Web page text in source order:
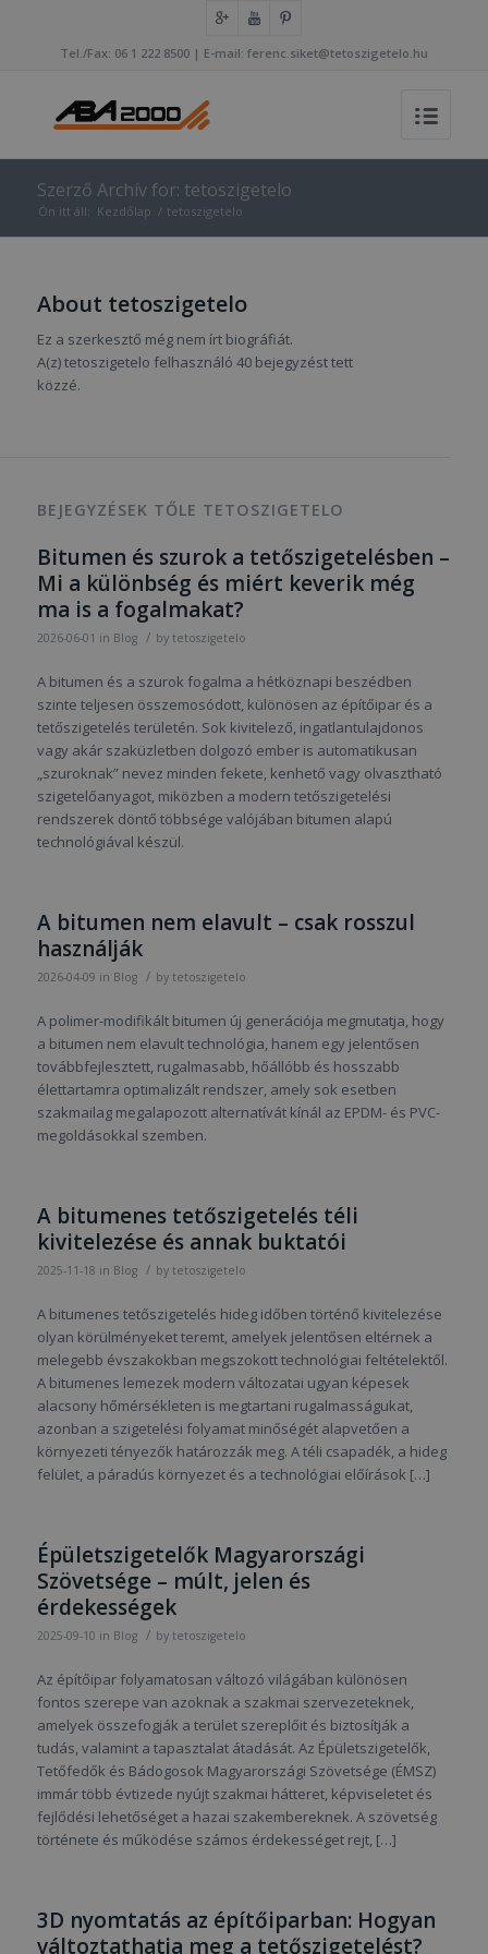
Tel./Fax: 06 1 222 8500 | E-mail: ferenc.siket@tetoszigetelo.hu
Szerző Archív for: tetoszigetelo
Ön itt áll: Kezdőlap / tetoszigetelo
About tetoszigetelo
Ez a szerkesztő még nem írt biográfiát.
A(z)tetoszigetelo felhasználó 40 bejegyzést tett
közzé.
BEJEGYZÉSEK TŐLE TETOSZIGETELO
Bitumen és szurok a tetőszigetelésben –
Mi a különbség és miért keverik még
ma is a fogalmakat?
2026-06-01 in Blog / by tetoszigetelo
A bitumen és a szurok fogalma a hétköznapi beszédben
szinte teljesen összemosódott, különösen az építőipar és a
tetőszigetelés területén. Sok kivitelező, ingatlantulajdonos
vagy akár szaküzletben dolgozó ember is automatikusan
„szuroknak” nevez minden fekete, kenhető vagy olvasztható
szigetelőanyagot, miközben a modern tetőszigetelési
rendszerek döntő többsége valójában bitumen alapú
technológiával készül.
A bitumen nem elavult – csak rosszul
használják
2026-04-09 in Blog / by tetoszigetelo
A polimer-modifikált bitumen új generációja megmutatja, hogy
a bitumen nem elavult technológia, hanem egy jelentősen
továbbfejlesztett, rugalmasabb, hőállóbb és hosszabb
élettartamra optimalizált rendszer, amely sok esetben
szakmailag megalapozott alternatívát kínál az EPDM- és PVC-
megoldásokkal szemben.
A bitumenes tetőszigetelés téli
kivitelezése és annak buktatói
2025-11-18 in Blog / by tetoszigetelo
A bitumenes tetőszigetelés hideg időben történő kivitelezése
olyan körülményeket teremt, amelyek jelentősen eltérnek a
melegebb évszakokban megszokott technológiai feltételektől.
A bitumenes lemezek modern változatai ugyan képesek
alacsony hőmérsékleten is megtartani rugalmasságukat,
azonban a szigetelési folyamat minőségét alapvetően a
környezeti tényezők határozzák meg. A téli csapadék, a hideg
felület, a páradús környezet és a technológiai előírások […]
Épületszigetelők Magyarországi
Szövetsége – múlt, jelen és
érdekességek
2025-09-10 in Blog / by tetoszigetelo
Az építőipar folyamatosan változó világában különösen
fontos szerepe van azoknak a szakmai szervezeteknek,
amelyek összefogják a terület szereplőit és biztosítják a
tudás, valamint a tapasztalat átadását. Az Épületszigetelők,
Tetőfedők és Bádogosok Magyarországi Szövetsége (ÉMSZ)
immár több évtizede nyújt szakmai hátteret, képviseletet és
fejlődési lehetőséget a hazai szakembereknek. A szövetség
története és működése számos érdekességet rejt, […]
3D nyomtatás az építőiparban: Hogyan
változtathatja meg a tetőszigetelést?